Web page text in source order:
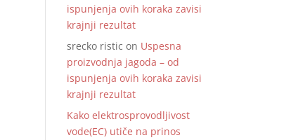
ispunjenja ovih koraka zavisi
krajnji rezultat
srecko ristic on Uspesna
proizvodnja jagoda – od
ispunjenja ovih koraka zavisi
krajnji rezultat
Kako elektrosprovodljivost
vode(EC) utiče na prinos